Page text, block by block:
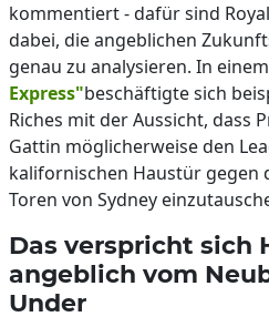
kommentiert - dafür sind
dabei, die angeblichen
genau zu analysieren. In
Express"beschäftigte sich
Riches mit der Aussicht, dass
Gattin möglicherweise den
kalifornischen Haustür gegen
Toren von Sydney
Das verspricht sich
angeblich vom
Under